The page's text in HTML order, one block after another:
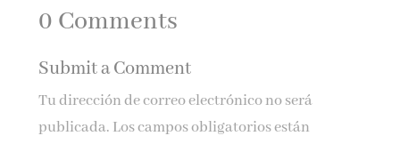
0 Comments
Submit a Comment
Tu dirección de correo electrónico no será
publicada. Los campos obligatorios están